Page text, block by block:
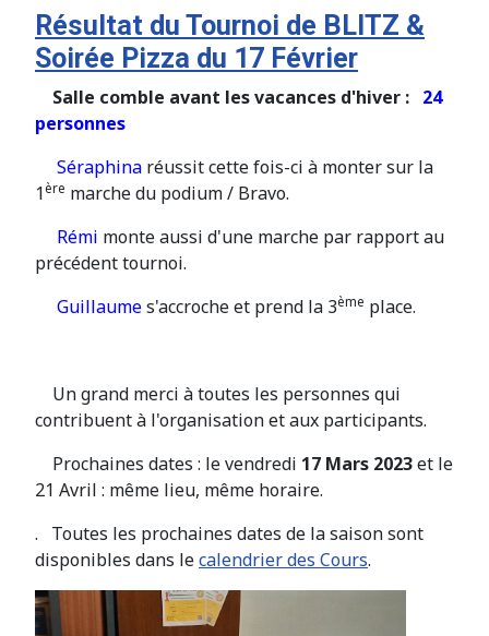
Résultat du Tournoi de BLITZ &
Soirée Pizza du 17 Février
Salle comble avant les vacances d'hiver : 24
personnes
Séraphina réussit cette fois-ci à monter sur la
1ère marche du podium / Bravo.
Rémi monte aussi d'une marche par rapport au
précédent tournoi.
Guillaumes'accroche et prend la 3ème place.
Un grand merci à toutes les personnes qui
contribuent à l'organisation et aux participants.
Prochaines dates : le vendredi 17 Mars 2023et le
21 Avril : même lieu, même horaire.
. Toutes les prochaines dates de la saison sont
disponibles dans lecalendrier des Cours.